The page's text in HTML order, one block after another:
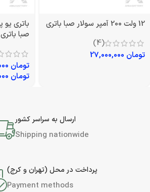
12 ولت 200 آمپر سولار صبا باتری
(4)
تومان
صبا باتری
تومان
تومان
ارسال به سراسر کشور
Shipping nationwide
پرداخت در محل (تهران و کرج)
Payment methods